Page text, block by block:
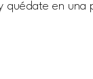
quédate en una